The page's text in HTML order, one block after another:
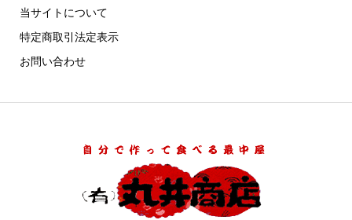
当サイトについて
特定商取引法定表示
お問い合わせ